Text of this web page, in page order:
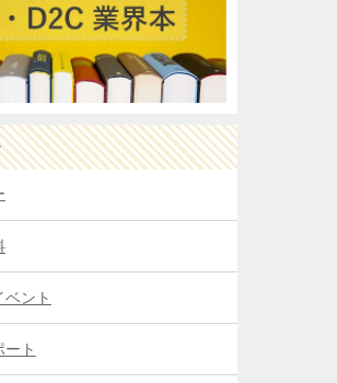
ベント
ート